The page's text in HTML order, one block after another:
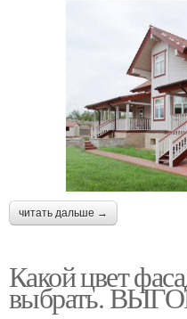
читать дальше →
Какой цвет
выбрать.